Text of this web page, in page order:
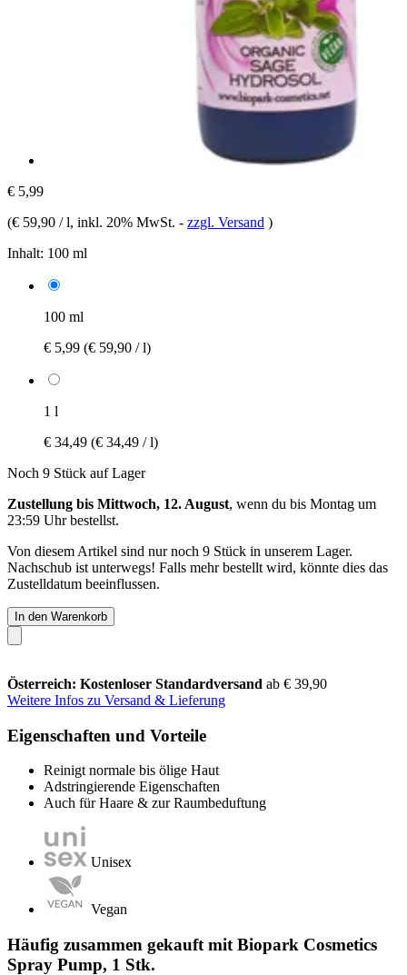
€ 5,99
(€ 59,90 / l, inkl. 20% MwSt. - zzgl. Versand )
Inhalt: 100 ml
100 ml
€ 5,99 (€ 59,90 / l)
1 l
€ 34,49 (€ 34,49 / l)
Noch 9 Stück auf Lager
Zustellung bis Mittwoch, 12. August, wenn du bis Montag um
23:59 Uhrbestellst.
Von diesem Artikel sind nur noch 9 Stück in unserem Lager.
Nachschub ist unterwegs! Falls mehr bestellt wird, könnte dies das
Zustelldatum beeinflussen.
In den Warenkorb
Österreich: Kostenloser Standardversand ab € 39,90
Weitere Infos zu Versand & Lieferung
Eigenschaften und Vorteile
Reinigt normale bis ölige Haut
Adstringierende Eigenschaften
Auch für Haare & zur Raumbeduftung
Unisex
Vegan
Häufig zusammen gekauft mit Biopark Cosmetics
Spray Pump, 1 Stk.